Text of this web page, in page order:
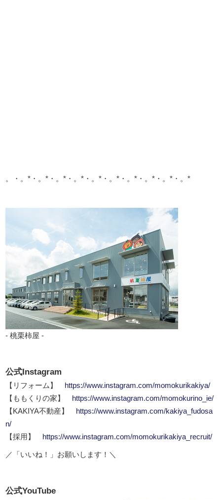
。・。*・。*・。*・。*・。*・。*・。*・。*・。*・。*
- 桃栗柿屋 -
公式Instagram
【リフォーム】
https://www.instagram.com/momokurikakiya/
【ももくりの家】
https://www.instagram.com/momokurino_ie/
【KAKIYA不動産】
https://www.instagram.com/kakiya_fudosa
n/
【採用】
https://www.instagram.com/momokurikakiya_recruit/
／「いいね！」お願いします！＼
公式YouTube